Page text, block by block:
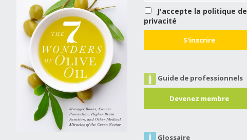
J'accepte la politique de
privacité
Guide de professionnels
Devenez membre
Glossaire